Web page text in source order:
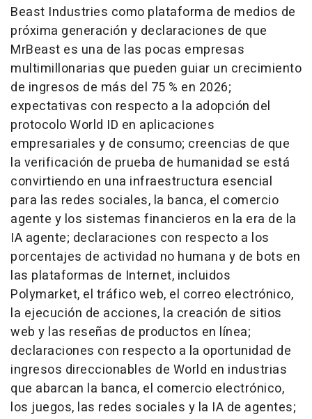
Beast Industries como plataforma de medios de
próxima generación y declaraciones de que
MrBeast es una de las pocas empresas
multimillonarias que pueden guiar un crecimiento
de ingresos de más del 75 % en 2026;
expectativas con respecto a la adopción del
protocolo World ID en aplicaciones
empresariales y de consumo; creencias de que
la verificación de prueba de humanidad se está
convirtiendo en una infraestructura esencial
para las redes sociales, la banca, el comercio
agente y los sistemas financieros en la era de la
IA agente; declaraciones con respecto a los
porcentajes de actividad no humana y de bots en
las plataformas de Internet, incluidos
Polymarket, el tráfico web, el correo electrónico,
la ejecución de acciones, la creación de sitios
web y las reseñas de productos en línea;
declaraciones con respecto a la oportunidad de
ingresos direccionables de World en industrias
que abarcan la banca, el comercio electrónico,
los juegos, las redes sociales y la IA de agentes;